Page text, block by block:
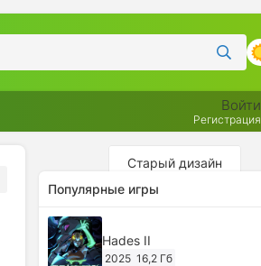
Войти
Регистрация
Старый дизайн
Популярные игры
Hades II
2025 16,2 Гб